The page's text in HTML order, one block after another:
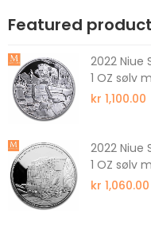
Featured
2022 Niue
1 OZ sølv
kr 1,100.00
2022 Niue
1 OZ sølv
kr 1,060.00